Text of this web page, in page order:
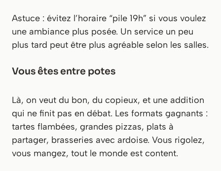
Astuce : évitez l’horaire “pile 19h” si vous voulez
une ambiance plus posée. Un service un peu
plus tard peut être plus agréable selon les salles.
Vous êtes entre potes
Là, on veut du bon, du copieux, et une addition
qui ne finit pas en débat. Les formats gagnants :
tartes flambées, grandes pizzas, plats à
partager, brasseries avec ardoise. Vous rigolez,
vous mangez, tout le monde est content.